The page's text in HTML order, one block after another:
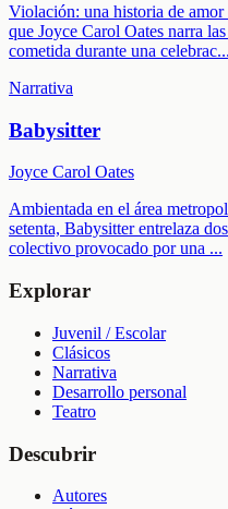
Violación: una historia de
que Joyce Carol Oates narra
cometida durante una celebrac...
Narrativa
Babysitter
Joyce Carol Oates
Ambientada en el área
setenta, Babysitter entrelaza
colectivo provocado por una ...
Explorar
Juvenil / Escolar
Clásicos
Narrativa
Desarrollo personal
Teatro
Descubrir
Autores